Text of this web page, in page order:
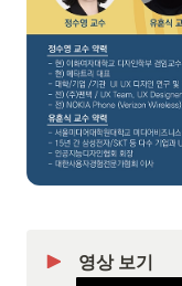
영상 보기